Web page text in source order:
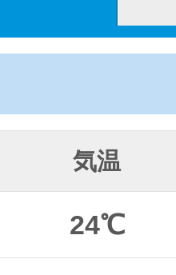
気温
24℃